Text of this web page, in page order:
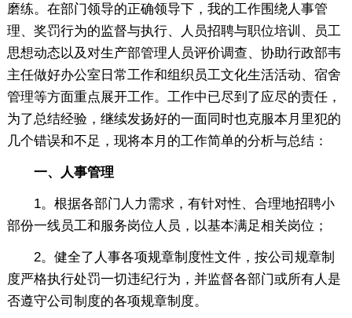
磨练。在部门领导的正确领导下，我的工作围绕人事管
理、奖罚行为的监督与执行、人员招聘与职位培训、员工
思想动态以及对生产部管理人员评价调查、协助行政部韦
主任做好办公室日常工作和组织员工文化生活活动、宿舍
管理等方面重点展开工作。工作中已尽到了应尽的责任，
为了总结经验，继续发扬好的一面同时也克服本月里犯的
几个错误和不足，现将本月的工作简单的分析与总结：
一、人事管理
1。根据各部门人力需求，有针对性、合理地招聘小
部份一线员工和服务岗位人员，以基本满足相关岗位；
2。健全了人事各项规章制度性文件，按公司规章制
度严格执行处罚一切违纪行为，并监督各部门或所有人是
否遵守公司制度的各项规章制度。